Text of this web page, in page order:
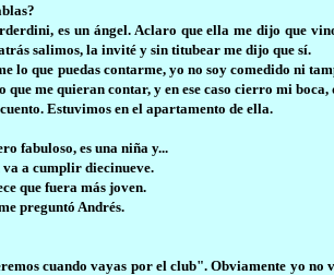
es un ángel. Aclaro que ella me dijo que
salimos, la invité y sin titubear me dijo que sí.
lo que puedas contarme, yo no soy comedido ni
que me quieran contar, y en ese caso cierro mi boca,
Estuvimos en el apartamento de ella.
fabuloso, es una niña y...
va a cumplir diecinueve.
que fuera más joven.
preguntó Andrés.
cuando vayas por el club". Obviamente yo no